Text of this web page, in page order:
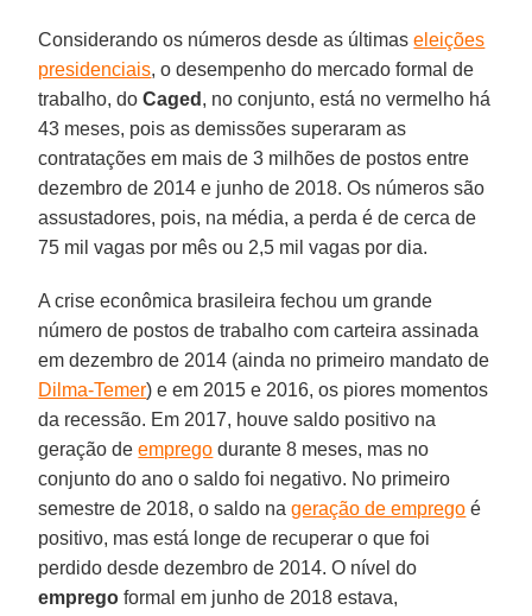
Considerando os números desde as últimaseleições
presidenciais, o desempenho do mercado formal de
trabalho, doCaged , no conjunto, está no vermelho há
43 meses, pois as demissões superaram as
contratações em mais de 3 milhões de postos entre
dezembro de 2014 e junho de 2018. Os números são
assustadores, pois, na média, a perda é de cerca de
75 mil vagas por mês ou 2,5 mil vagas por dia.
A crise econômica brasileira fechou um grande
número de postos de trabalho com carteira assinada
em dezembro de 2014 (ainda no primeiro mandato de
Dilma-Temer) e em 2015 e 2016, os piores momentos
da recessão. Em 2017, houve saldo positivo na
geração deemprego durante 8 meses, mas no
conjunto do ano o saldo foi negativo. No primeiro
semestre de 2018, o saldo nageração de emprego é
positivo, mas está longe de recuperar o que foi
perdido desde dezembro de 2014. O nível do
emprego formal em junho de 2018 estava,